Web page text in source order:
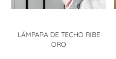
LÁMPARA DE TECHO RIBE
ORO